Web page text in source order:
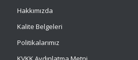
Hakkımızda
Kalite Belgeleri
Politikalarımız